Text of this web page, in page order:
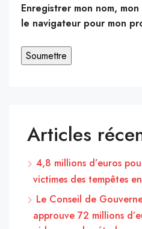
Enregistrer mon nom,
le navigateur pour mon
Articles
4,8 millions d’euros
victimes des tempêtes
Le Conseil de
approuve 72 millions